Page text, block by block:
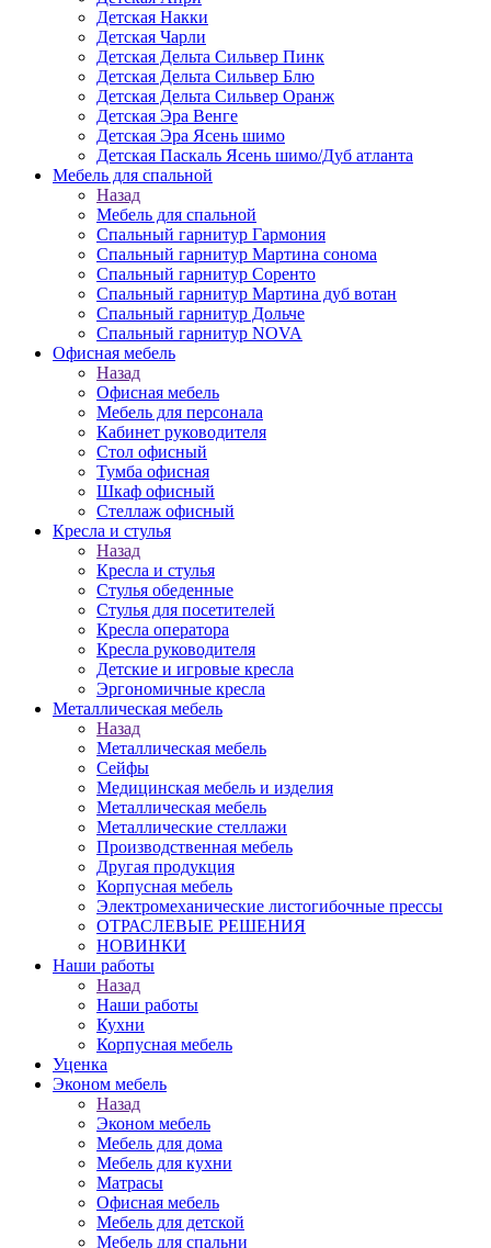
Детская Накки
Детская Чарли
Детская Дельта Сильвер Пинк
Детская Дельта Сильвер Блю
Детская Дельта Сильвер Оранж
Детская Эра Венге
Детская Эра Ясень шимо
Детская Паскаль Ясень шимо/Дуб атланта
Мебель для спальной
Назад
Мебель для спальной
Спальный гарнитур Гармония
Спальный гарнитур Мартина сонома
Спальный гарнитур Соренто
Спальный гарнитур Мартина дуб вотан
Спальный гарнитур Дольче
Спальный гарнитур NOVA
Офисная мебель
Назад
Офисная мебель
Мебель для персонала
Кабинет руководителя
Стол офисный
Тумба офисная
Шкаф офисный
Стеллаж офисный
Кресла и стулья
Назад
Кресла и стулья
Стулья обеденные
Стулья для посетителей
Кресла оператора
Кресла руководителя
Детские и игровые кресла
Эргономичные кресла
Металлическая мебель
Назад
Металлическая мебель
Сейфы
Медицинская мебель и изделия
Металлическая мебель
Металлические стеллажи
Производственная мебель
Другая продукция
Корпусная мебель
Электромеханические листогибочные прессы
ОТРАСЛЕВЫЕ РЕШЕНИЯ
НОВИНКИ
Наши работы
Назад
Наши работы
Кухни
Корпусная мебель
Уценка
Эконом мебель
Назад
Эконом мебель
Мебель для дома
Мебель для кухни
Матрасы
Офисная мебель
Мебель для детской
Мебель для спальни